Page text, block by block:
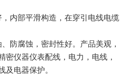
内部平滑构造，在穿引电线电缆
防腐蚀，密封性好。产品美观，
密仪器仪表配线，电力，电线，
及电器保护。